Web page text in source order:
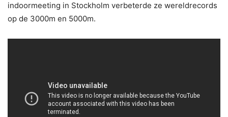
indoormeeting in Stockholm verbeterde ze wereldrecords
op de 3000m en 5000m.